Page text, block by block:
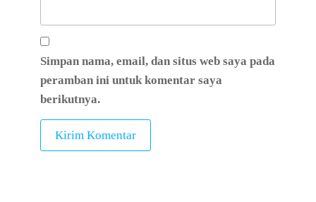
Simpan nama, email, dan situs web saya pada
peramban ini untuk komentar saya
berikutnya.